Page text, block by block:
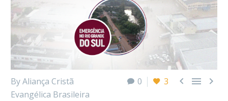
0 3   
By Aliança Cristã
Evangélica Brasileira